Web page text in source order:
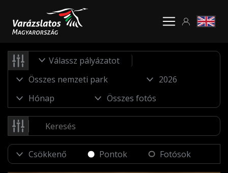
Válassz pályázatot
Pontok Fotósok